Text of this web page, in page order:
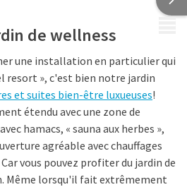
de wellness
une installation en particulier qui
resort », c'est bien notre jardin
et suites bien-être luxueuses!
étendu avec une zone de
hamacs, « sauna aux herbes »,
agréable avec chauffages
vous pouvez profiter du jardin de
Même lorsqu'il fait extrêmement